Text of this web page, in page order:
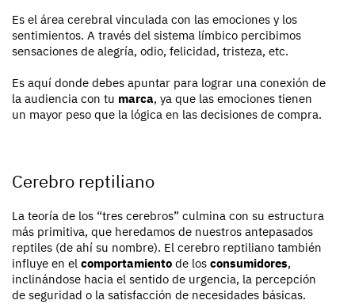
Es el área cerebral vinculada con las emociones y los
sentimientos. A través del sistema límbico percibimos
sensaciones de alegría, odio, felicidad, tristeza, etc.
Es aquí donde debes apuntar para lograr una conexión de
la audiencia con tu marca, ya que las emociones tienen
un mayor peso que la lógica en las decisiones de compra.
Cerebro reptiliano
La teoría de los “tres cerebros” culmina con su estructura
más primitiva, que heredamos de nuestros antepasados
reptiles (de ahí su nombre). El cerebro reptiliano también
influye en el comportamiento de los consumidores,
inclinándose hacia el sentido de urgencia, la percepción
de seguridad o la satisfacción de necesidades básicas.